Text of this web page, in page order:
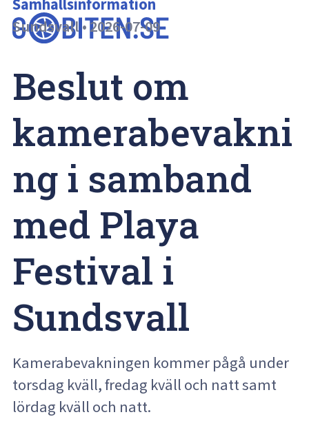
Samhällsinformation
Sundsvall•2026-07-09
Beslut om
kamerabevakni
ng i samband
med Playa
Festival i
Sundsvall
Kamerabevakningen kommer pågå under
torsdag kväll, fredag kväll och natt samt
lördag kväll och natt.